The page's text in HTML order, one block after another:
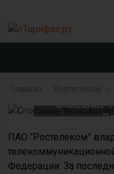
Главная Ростелеком
Описание
ПАО “Ростелеком”
Федерации. За